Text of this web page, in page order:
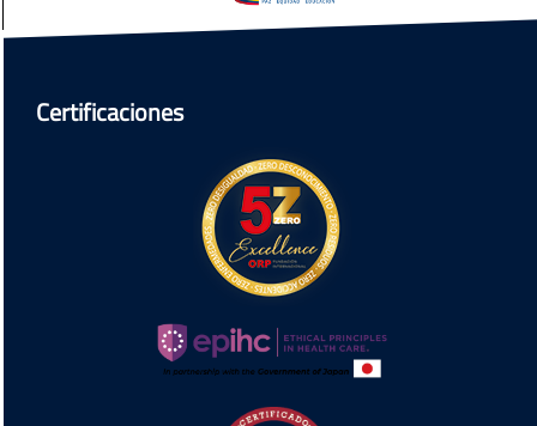
Certificaciones